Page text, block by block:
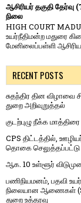
ஆசிரியர் தகுதி
நிலை
HIGH COURT
உயர்நீதிமன்ற மதுரை
மேனிலைப்பள்ளி
RECENT POSTS
சுதந்திர தின
துறை அறிவுறுத்தல்
குடற்புழு நீக்க
CPS திட்டத்தில்,
தொகை செலுத்தப்பட்டு
ஆக. 10 உள்ளூர்
பணிநியமனம், பதவி
நிலையான ஆணைகள்
துறை உத்தரவு